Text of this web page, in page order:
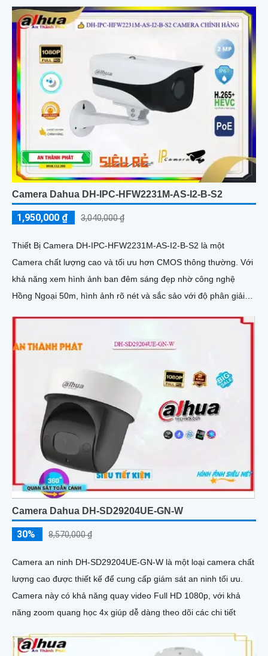
Camera Dahua DH-IPC-HFW2231M-AS-I2-B-S2
1,950,000 ₫ 3,040,000 ₫
Thiết Bị Camera DH-IPC-HFW2231M-AS-I2-B-S2 là một
Camera chất lượng cao và tối ưu hơn CMOS thông thường. Với
khả năng xem hình ảnh ban đêm sáng đẹp nhờ công nghệ
Hồng Ngoại 50m, hình ảnh rõ nét và sắc sảo với độ phân giải
Camera Dahua DH-SD29204UE-GN-W
30% 8,570,000 ₫
Camera an ninh DH-SD29204UE-GN-W là một loại camera chất
lượng cao được thiết kế để cung cấp giám sát an ninh tối ưu.
Camera này có khả năng quay video Full HD 1080p, với khả
năng zoom quang học 4x giúp dễ dàng theo dõi các chi tiết